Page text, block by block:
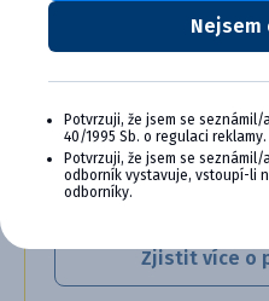
Výhody členství v
Exkluzivní produkty
Speciální akce,
webináře a další
Zjistit více o
Nejsem
Potvrzuji, že jsem se
40/1995 Sb. o regulaci reklamy.
Potvrzuji, že jsem se
odborník vystavuje, vstoupí-li
odborníky.